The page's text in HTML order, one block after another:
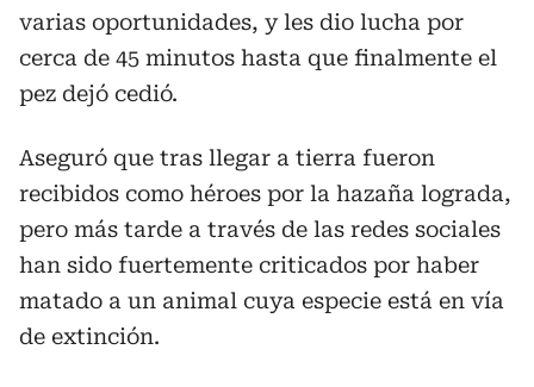
varias oportunidades, y les dio lucha por
cerca de 45 minutos hasta que finalmente el
pez dejó cedió.
Aseguró que tras llegar a tierra fueron
recibidos como héroes por la hazaña lograda,
pero más tarde a través de las redes sociales
han sido fuertemente criticados por haber
matado a un animal cuya especie está en vía
de extinción.